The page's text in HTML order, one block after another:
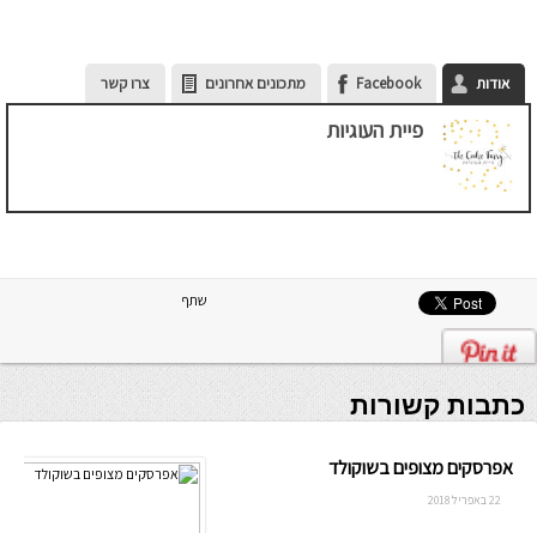
אודות Facebook מתכונים אחרונים צרו קשר
פיית העוגיות
שתף
כתבות קשורות
אפרסקים מצופים בשוקולד
22 באפריל 2018